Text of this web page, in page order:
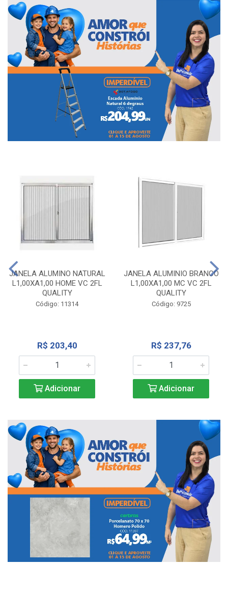
JANELA ALUMINO NATURAL
L1,00XA1,00 HOME VC 2FL
QUALITY
Código: 11314
R$ 203,40
Adicionar
JANELA ALUMINIO BRANCO
L1,00XA1,00 MC VC 2FL
QUALITY
Código: 9725
R$ 237,76
Adicionar